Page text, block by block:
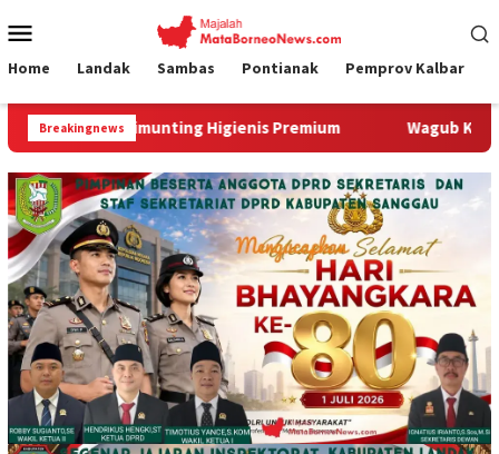
ke
Mobile
Home Landak Sambas Pontianak Pemprov Kalbar
Breakingnews
Higienis Premium Wagub Krisantus Kedatangan